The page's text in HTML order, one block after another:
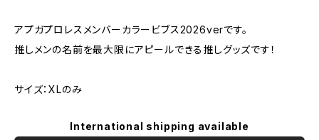
アプガプロレスメンバーカラービブス2026verです。
推しメンの名前を最大限にアピールできる推しグッズです！
サイズ：XLのみ
International shipping available